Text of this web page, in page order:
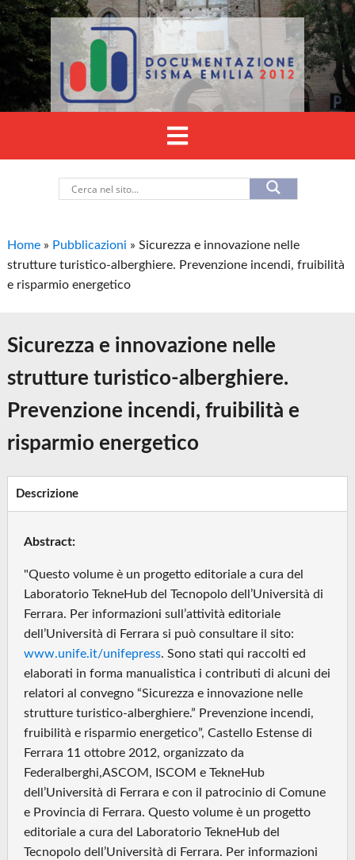
Home » Pubblicazioni »Sicurezza e innovazione nelle
strutture turistico-alberghiere. Prevenzione incendi, fruibilità
e risparmio energetico
Sicurezza e innovazione nelle
strutture turistico-alberghiere.
Prevenzione incendi, fruibilità e
risparmio energetico
Descrizione
Abstract:
"Questo volume è un progetto editoriale a cura del
Laboratorio TekneHub del Tecnopolo dell’Università di
Ferrara. Per informazioni sull’attività editoriale
dell’Università di Ferrara si può consultare il sito:
www.unife.it/unifepress. Sono stati qui raccolti ed
elaborati in forma manualistica i contributi di alcuni dei
relatori al convegno “Sicurezza e innovazione nelle
strutture turistico‐alberghiere.” Prevenzione incendi,
fruibilità e risparmio energetico”, Castello Estense di
Ferrara 11 ottobre 2012, organizzato da
Federalberghi,ASCOM, ISCOM e TekneHub
dell’Università di Ferrara e con il patrocinio di Comune
e Provincia di Ferrara. Questo volume è un progetto
editoriale a cura del Laboratorio TekneHub del
Tecnopolo dell’Università di Ferrara. Per informazioni